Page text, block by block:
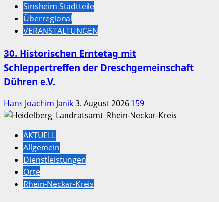
Sinsheim Stadtteile
Überregional
VERANSTALTUNGEN
30. Historischen Erntetag mit
Schleppertreffen der Dreschgemeinschaft
Dühren e.V.
Hans Joachim Janik3. August 2026 159
AKTUELL
Allgemein
Dienstleistungen
Orte
Rhein-Neckar-Kreis